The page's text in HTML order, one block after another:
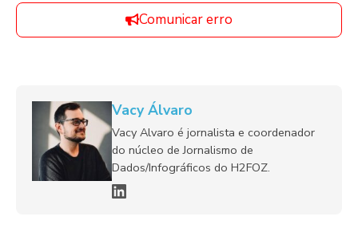
Comunicar erro
Vacy Álvaro
Vacy Alvaro é jornalista e coordenador
do núcleo de Jornalismo de
Dados/Infográficos do H2FOZ.